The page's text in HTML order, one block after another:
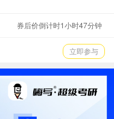
券后价倒计时1小时47分钟
立即参与